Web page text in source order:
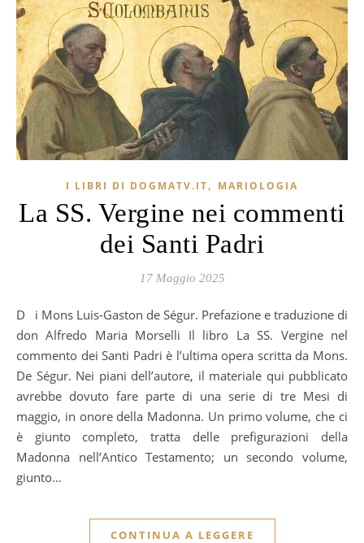
I LIBRI DI DOGMATV.IT, MARIOLOGIA
La SS. Vergine nei commenti
dei Santi Padri
17 Maggio 2025
D i Mons Luis-Gaston de Ségur. Prefazione e traduzione di
don Alfredo Maria Morselli Il libro La SS. Vergine nel
commento dei Santi Padri è l’ultima opera scritta da Mons.
De Ségur. Nei piani dell’autore, il materiale qui pubblicato
avrebbe dovuto fare parte di una serie di tre Mesi di
maggio, in onore della Madonna. Un primo volume, che ci
è giunto completo, tratta delle prefigurazioni della
Madonna nell’Antico Testamento; un secondo volume,
giunto…
CONTINUA A LEGGERE